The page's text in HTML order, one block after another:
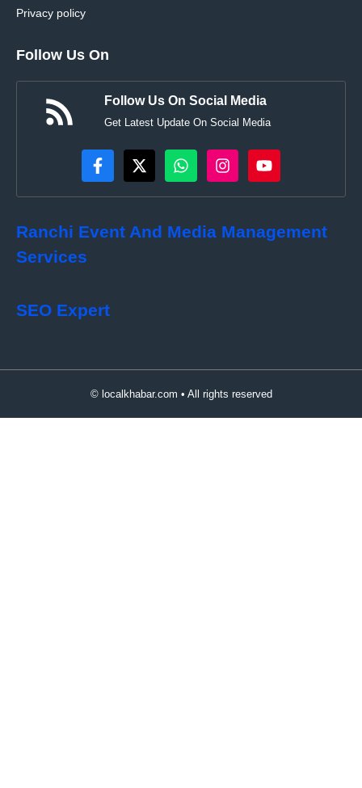
Privacy policy
Follow Us On
Follow Us On Social Media
Get Latest Update On Social Media
Ranchi Event And Media Management
Services
SEO Expert
© localkhabar.com • All rights reserved